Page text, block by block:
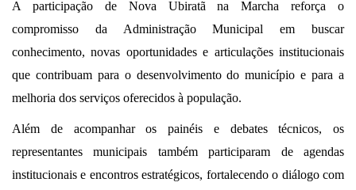
A participação de Nova Ubiratã na Marcha reforça o
compromisso da Administração Municipal em buscar
conhecimento, novas oportunidades e articulações institucionais
que contribuam para o desenvolvimento do município e para a
melhoria dos serviços oferecidos à população.
Além de acompanhar os painéis e debates técnicos, os
representantes municipais também participaram de agendas
institucionais e encontros estratégicos, fortalecendo o diálogo com